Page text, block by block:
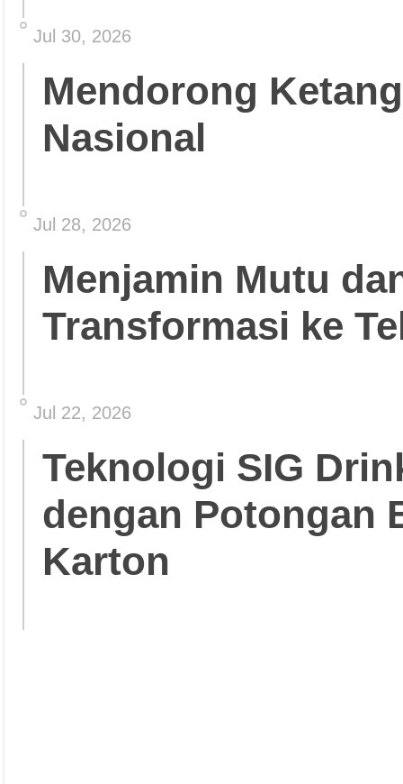
Jul 30, 2026
Mendorong
Nasional
Jul 28, 2026
Menjamin Mutu
Transformasi ke
Jul 22, 2026
Teknologi SIG
dengan Potongan
Karton